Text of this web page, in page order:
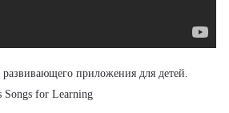
развивающего приложения для детей
for Learning